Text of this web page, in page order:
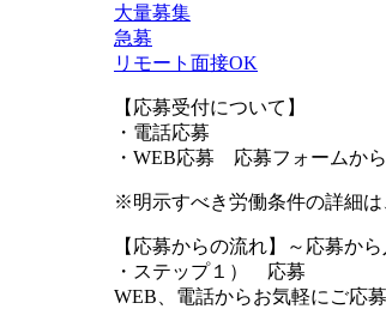
大量募集
急募
リモート面接OK
【応募受付について】
・電話応募
・WEB応募 応募フォームか
※明示すべき労働条件の詳細は
【応募からの流れ】～応募か
・ステップ１） 応募
WEB、電話からお気軽にご応